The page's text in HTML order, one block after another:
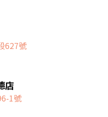
627號
店
1號